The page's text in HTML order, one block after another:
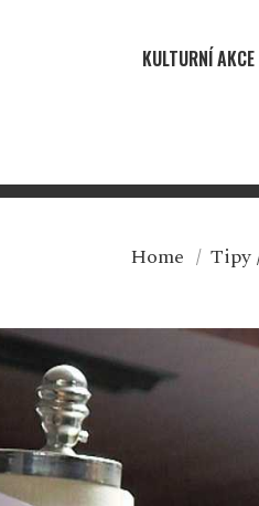
KULTURNÍ AKCE
Home / Tipy